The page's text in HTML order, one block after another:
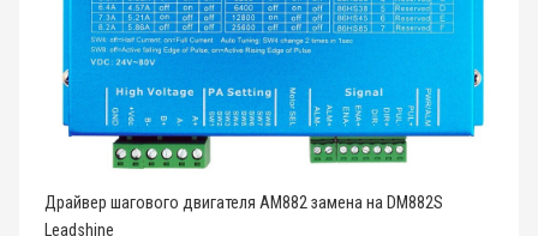
Драйвер шагового двигателя AM882 замена на DM882S
Leadshine